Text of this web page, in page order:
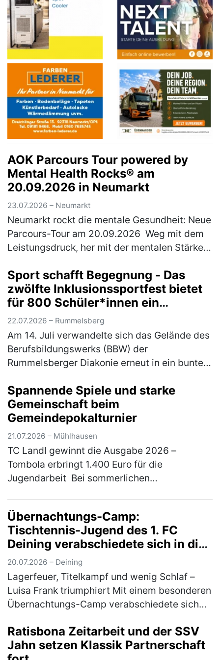
AOK Parcours Tour powered by
Mental Health Rocks® am
20.09.2026 in Neumarkt
23.07.2026 – Neumarkt
Neumarkt rockt die mentale Gesundheit: Neue
Parcours-Tour am 20.09.2026 Weg mit dem
Leistungsdruck, her mit der mentalen Stärke:
Neumarkt zum Hotspot für Achtsamk…(mehr)
Sport schafft Begegnung - Das
zwölfte Inklusionssportfest bietet
für 800 Schüler*innen ein
vielfältiges Bewegungsangebot
22.07.2026 – Rummelsberg
Am 14. Juli verwandelte sich das Gelände des
Berufsbildungswerks (BBW) der
Rummelsberger Diakonie erneut in ein buntes
verschiedenen Schulen waren der Einlad…
(mehr)
Spannende Spiele und starke
Gemeinschaft beim
Gemeindepokalturnier
21.07.2026 – Mühlhausen
TC Landl gewinnt die Ausgabe 2026 –
Tombola erbringt 1.400 Euro für die
Jugendarbeit Bei sommerlichen
TC 77 Mühl…(mehr)
Übernachtungs-Camp:
Tischtennis-Jugend des 1. FC
Deining verabschiedete sich in die
Sommerpause
20.07.2026 – Deining
Lagerfeuer, Titelkampf und wenig Schlaf –
Luisa Frank triumphiert Mit einem besonderen
Übernachtungs-Camp verabschiedete sich
die Sommerpause. Zum Abschluss…(mehr)
Ratisbona Zeitarbeit und der SSV
Jahn setzen Klassik Partnerschaft